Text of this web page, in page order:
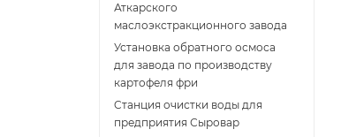
Аткарского
маслоэкстракционного завода
Установка обратного осмоса
для завода по производству
картофеля фри
Cтанция очистки воды для
предприятия Сыровар